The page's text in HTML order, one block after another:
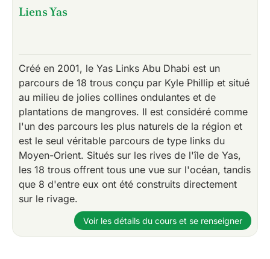
Liens Yas
Créé en 2001, le Yas Links Abu Dhabi est un
parcours de 18 trous conçu par Kyle Phillip et situé
au milieu de jolies collines ondulantes et de
plantations de mangroves. Il est considéré comme
l'un des parcours les plus naturels de la région et
est le seul véritable parcours de type links du
Moyen-Orient. Situés sur les rives de l'île de Yas,
les 18 trous offrent tous une vue sur l'océan, tandis
que 8 d'entre eux ont été construits directement
sur le rivage.
Voir les détails du cours et se renseigner